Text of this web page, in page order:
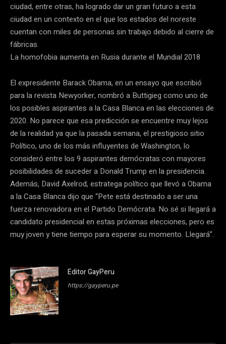
ciudad, entre otras, ha logrado dar un gran futuro a esta
ciudad en un contexto en el que los estados del noreste
cuentan con miles de personas sin trabajo debido al cierre de
fábricas.
La homofobia aumenta en Rusia durante el Mundial 2018
El expresidente Barack Obama, en un ensayo que escribió
para la revista Newyorker, nombró a Buttigieg como uno de
los posibles aspirantes a la Casa Blanca en las elecciones de
2020. No parece que esa predicción se encuentre muy lejos
de la realidad ya que la pasada semana, el prestigioso sitio
Político, uno de los más influyentes de Washington, lo
consideró entre los 9 aspirantes demócratas con mayores
posibilidades de suceder a Donald Trump en la presidencia.
Además, David Axelrod, estratega político que llevó a Obama
a la Casa Blanca dijo que “Pete está destinado a ser una
fuerza renovadora en el Partido Demócrata. No sé si llegará a
candidato presidencial en estas próximas elecciones, pero es
muy joven y tiene tiempo para esperar su momento. Llegará”.
Editor GayPeru
https://gayperu.pe